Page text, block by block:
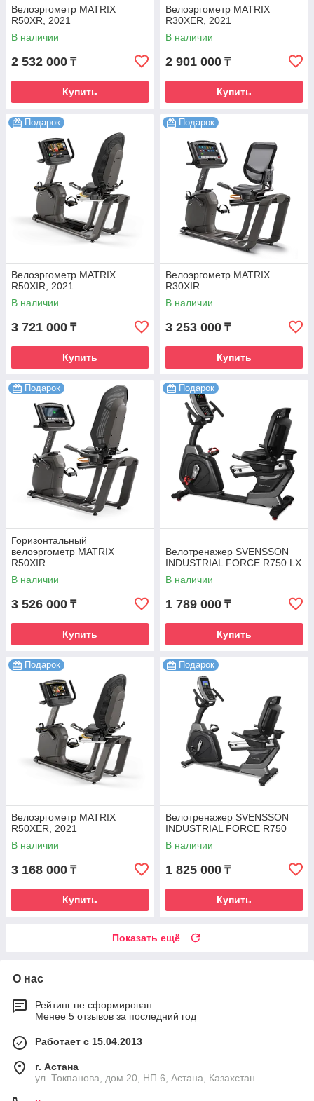
Велоэргометр MATRIX
R50XR, 2021
В наличии
2 532 000 ₸
Купить
Велоэргометр MATRIX
R30XER, 2021
В наличии
2 901 000 ₸
Купить
Подарок
Велоэргометр MATRIX
R50XIR, 2021
В наличии
3 721 000 ₸
Купить
Подарок
Велоэргометр MATRIX
R30XIR
В наличии
3 253 000 ₸
Купить
Подарок
Горизонтальный
велоэргометр MATRIX
R50XIR
В наличии
3 526 000 ₸
Купить
Подарок
Велотренажер SVENSSON
INDUSTRIAL FORCE R750 LX
В наличии
1 789 000 ₸
Купить
Подарок
Велоэргометр MATRIX
R50XER, 2021
В наличии
3 168 000 ₸
Купить
Подарок
Велотренажер SVENSSON
INDUSTRIAL FORCE R750
В наличии
1 825 000 ₸
Купить
Показать ещё
О нас
Рейтинг не сформирован
Менее 5 отзывов за последний год
Работает с 15.04.2013
г. Астана
ул. Токпанова, дом 20, НП 6, Астана, Казахстан